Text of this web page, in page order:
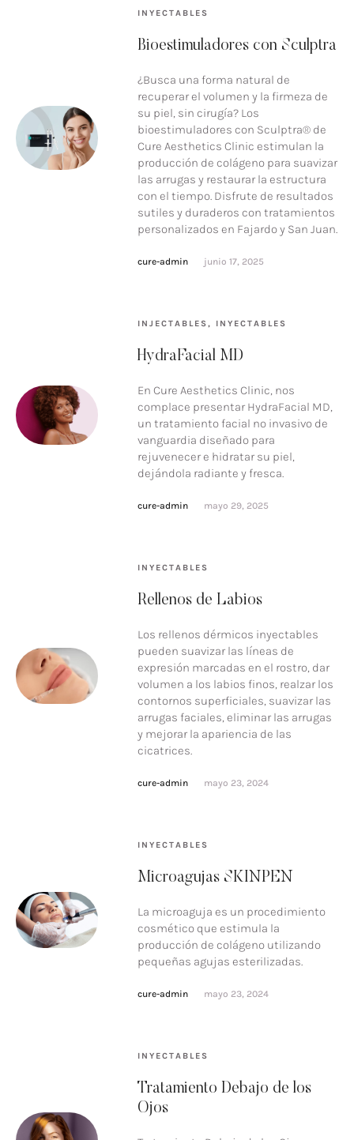
INYECTABLES
Bioestimuladores con Sculptra
¿Busca una forma natural de
recuperar el volumen y la firmeza de
su piel, sin cirugía? Los
bioestimuladores con Sculptra® de
Cure Aesthetics Clinic estimulan la
producción de colágeno para suavizar
las arrugas y restaurar la estructura
con el tiempo. Disfrute de resultados
sutiles y duraderos con tratamientos
personalizados en Fajardo y San Juan.
cure-admin junio 17, 2025
INJECTABLES, INYECTABLES
HydraFacial MD
En Cure Aesthetics Clinic, nos
complace presentar HydraFacial MD,
un tratamiento facial no invasivo de
vanguardia diseñado para
rejuvenecer e hidratar su piel,
dejándola radiante y fresca.
cure-admin mayo 29, 2025
INYECTABLES
Rellenos de Labios
Los rellenos dérmicos inyectables
pueden suavizar las líneas de
expresión marcadas en el rostro, dar
volumen a los labios finos, realzar los
contornos superficiales, suavizar las
arrugas faciales, eliminar las arrugas
y mejorar la apariencia de las
cicatrices.
cure-admin mayo 23, 2024
INYECTABLES
Microagujas SKINPEN
La microaguja es un procedimiento
cosmético que estimula la
producción de colágeno utilizando
pequeñas agujas esterilizadas.
cure-admin mayo 23, 2024
INYECTABLES
Tratamiento Debajo de los
Ojos